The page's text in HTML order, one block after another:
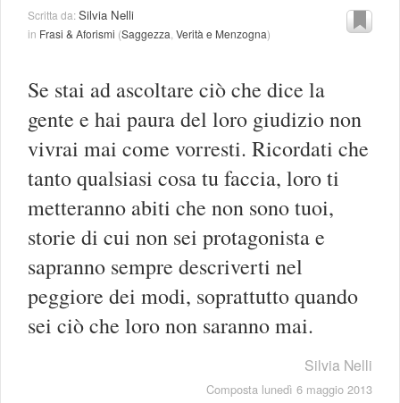
Scritta da:Silvia Nelli
in Frasi & Aforismi (Saggezza Verità e Menzogna)
Se stai ad ascoltare ciò che dice la
gente e hai paura del loro giudizio non
vivrai mai come vorresti. Ricordati che
tanto qualsiasi cosa tu faccia, loro ti
metteranno abiti che non sono tuoi,
storie di cui non sei protagonista e
sapranno sempre descriverti nel
peggiore dei modi, soprattutto quando
sei ciò che loro non saranno mai.
Silvia Nelli
Composta lunedì 6 maggio 2013